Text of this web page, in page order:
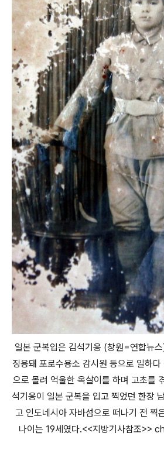
일본 군복입은 김석기옹 (창원=연합뉴
징용돼 포로수용소 감시원 등으로 일하다
으로 몰려 억울한 옥살이를 하며 고초를
석기옹이 일본 군복을 입고 찍었던 한장
고 인도네시아 자바섬으로 떠나기 전 찍
나이는 19세였다.<<지방기사참조>>